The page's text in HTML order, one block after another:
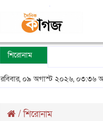
শিরোনাম
রবিবার, ০৯ অগাস্ট ২০২৬, ০৩:৩৬
/শিরোনাম